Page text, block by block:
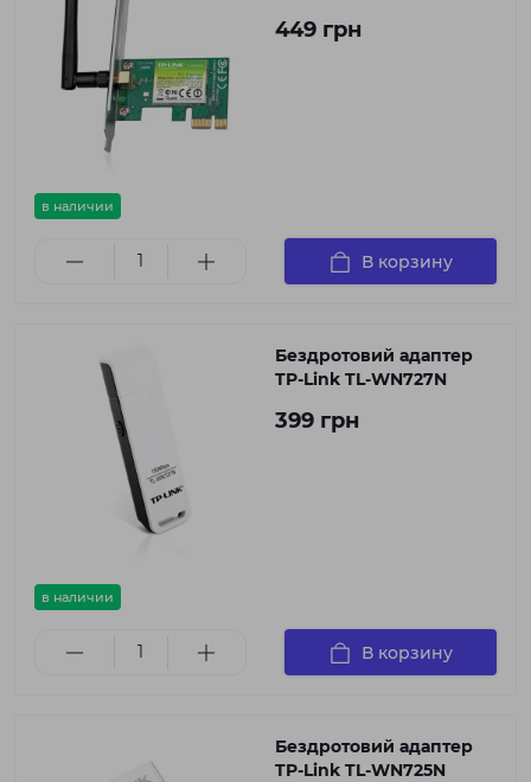
в наличии
449 грн
В корзину
в наличии
Бездротовий адаптер
TP-Link TL-WN727N
399 грн
В корзину
Бездротовий адаптер
TP-Link TL-WN725N